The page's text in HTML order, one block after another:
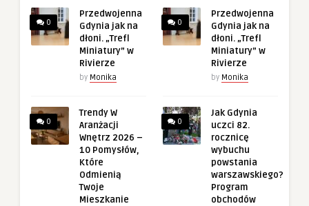
0
Przedwojenna
Gdynia jak na
dłoni. „Trefl
Miniatury” w
Rivierze
by Monika
0
Trendy W
Aranżacji
Wnętrz 2026 –
10 Pomysłów,
Które
Odmienią
Twoje
Mieszkanie
0
Przedwojenna
Gdynia jak na
dłoni. „Trefl
Miniatury” w
Rivierze
by Monika
0
Jak Gdynia
uczci 82.
rocznicę
wybuchu
powstania
warszawskiego?
Program
obchodów